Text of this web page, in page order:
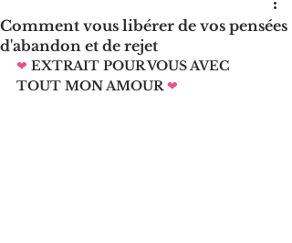
Comment vous libérer de vos pensées
d'abandon et de rejet
❤ EXTRAIT POUR VOUS AVEC
TOUT MON AMOUR ❤